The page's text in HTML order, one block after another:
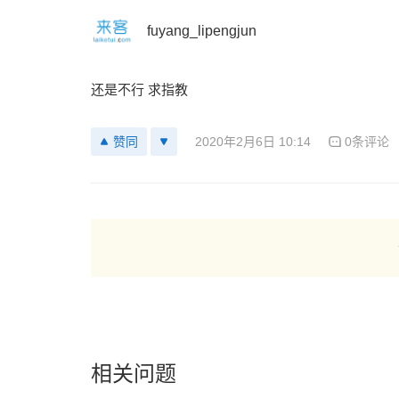
fuyang_lipengjun
还是不行 求指教
赞同 2020年2月6日 10:14 0条评论
相关问题